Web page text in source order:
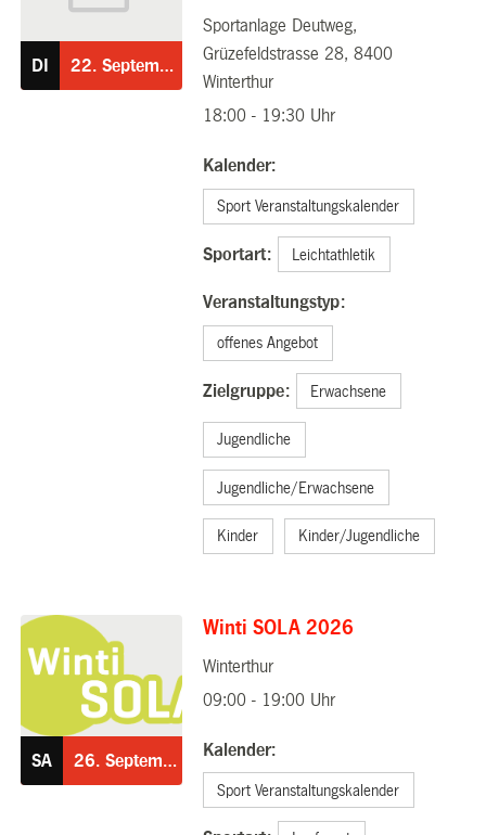
DI 22. September
Sportanlage Deutweg,
Grüzefeldstrasse 28, 8400
Winterthur
18:00 - 19:30 Uhr
Kalender:
Sport Veranstaltungskalender
Sportart: Leichtathletik
Veranstaltungstyp:
offenes Angebot
Zielgruppe: Erwachsene
Jugendliche
Jugendliche/Erwachsene
Kinder Kinder/Jugendliche
SA 26. September
Winti SOLA 2026
Winterthur
09:00 - 19:00 Uhr
Kalender:
Sport Veranstaltungskalender